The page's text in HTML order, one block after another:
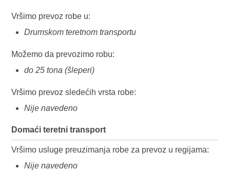
Vršimo prevoz robe u:
Drumskom teretnom transportu
Možemo da prevozimo robu:
do 25 tona (šleperi)
Vršimo prevoz sledećih vrsta robe:
Nije navedeno
Domaći teretni transport
Vršimo usluge preuzimanja robe za prevoz u regijama:
Nije navedeno